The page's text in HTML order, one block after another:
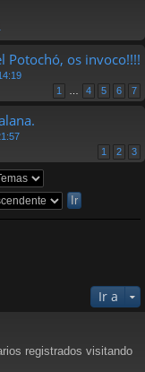
Potochó, os invoco!!!!
1 4 5 6 7
1 2 3
Ir a
registrados visitando